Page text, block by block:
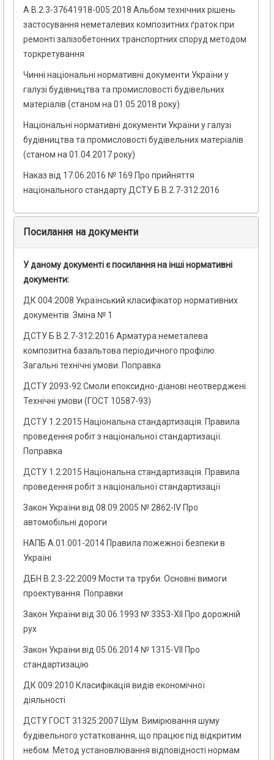
А В.2.3-37641918-005:2018 Альбом технічних рішень
застосування неметалевих композитних ґраток при
ремонті залізобетонних транспортних споруд методом
торкретування
Чинні національні нормативні документи України у
галузі будівництва та промисловості будівельних
матеріалів (станом на 01.05.2018 року)
Національні нормативні документи України у галузі
будівництва та промисловості будівельних матеріалів
(станом на 01.04.2017 року)
Наказ від 17.06.2016 № 169 Про прийняття
національного стандарту ДСТУ Б В.2.7-312:2016
Посилання на документи
У даному документі є посилання на інші нормативні
документи:
ДК 004:2008 Український класифікатор нормативних
документів. Зміна № 1
ДСТУ Б В.2.7-312:2016 Арматура неметалева
композитна базальтова періодичного профілю.
Загальні технічні умови. Поправка
ДСТУ 2093-92 Смоли епоксидно-діанові неотверджені.
Технічні умови (ГОСТ 10587-93)
ДСТУ 1.2:2015 Національна стандартизація. Правила
проведення робіт з національної стандартизації.
Поправка
ДСТУ 1.2:2015 Національна стандартизація. Правила
проведення робіт з національної стандартизації
Закон України від 08.09.2005 № 2862-IV Про
автомобільні дороги
НАПБ А.01.001-2014 Правила пожежної безпеки в
Україні
ДБН В.2.3-22:2009 Мости та труби. Основні вимоги
проектування. Поправки
Закон України від 30.06.1993 № 3353-XII Про дорожній
рух
Закон України від 05.06.2014 № 1315-VII Про
стандартизацію
ДК 009:2010 Класифікація видів економічної
діяльності
ДСТУ ГОСТ 31325:2007 Шум. Вимірювання шуму
будівельного устатковання, що працює під відкритим
небом. Метод установлювання відповідності нормам